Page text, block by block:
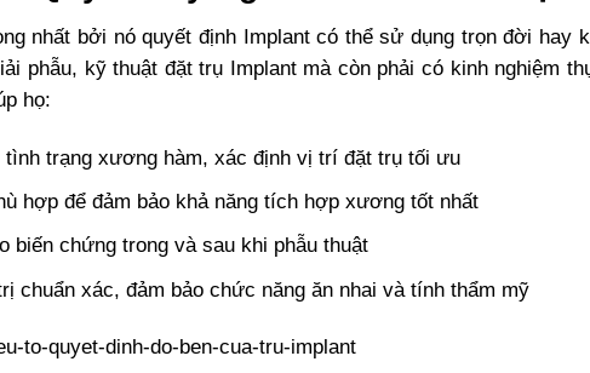
nhất bởi nó quyết định Implant có thể sử dụng trọn đời hay
phẫu, kỹ thuật đặt trụ Implant mà còn phải có kinh nghiệm
họ:
trạng xương hàm, xác định vị trí đặt trụ tối ưu
hợp để đảm bảo khả năng tích hợp xương tốt nhất
biến chứng trong và sau khi phẫu thuật
chuẩn xác, đảm bảo chức năng ăn nhai và tính thẩm mỹ